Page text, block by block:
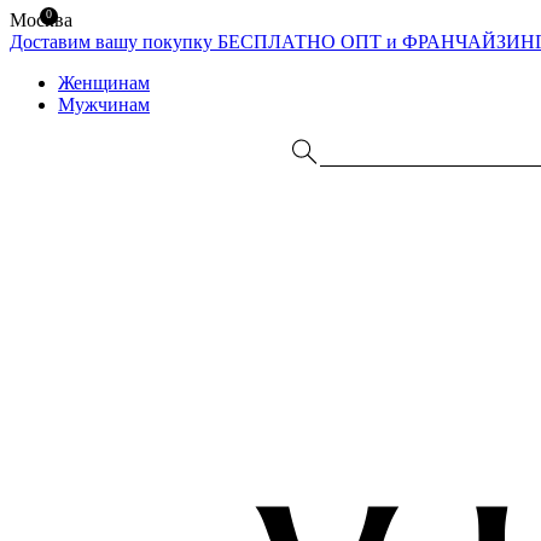
Москва
Доставим вашу покупку БЕСПЛАТНО ОПТ и
Женщинам
Мужчинам
0